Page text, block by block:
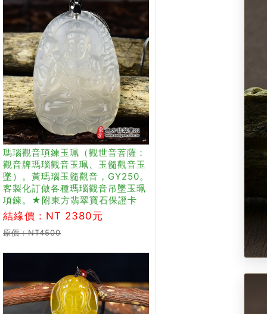
瑪瑙觀音項鍊玉珮（觀世音菩薩：
觀音牌瑪瑙觀音玉珮、玉髓觀音玉
墜）。黃瑪瑙玉髓觀音，GY250。
客製化訂做各種瑪瑙觀音吊墜玉珮
項鍊。★附東方翡翠寶石保證卡
結緣價：NT 2380元
原價：NT4500